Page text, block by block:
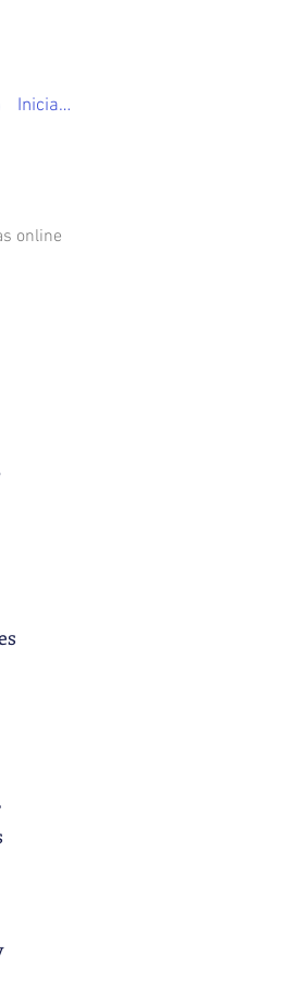
Iniciar sesión
online